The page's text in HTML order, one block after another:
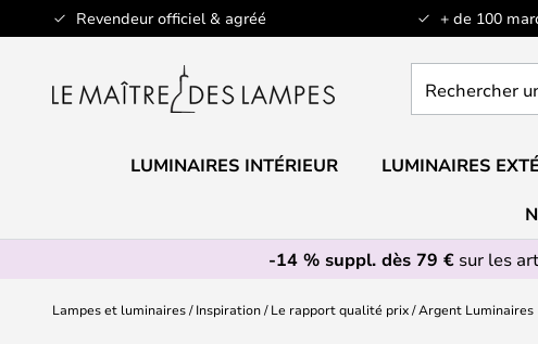
Revendeur officiel & agréé + de 100
Allez
au
un
catégorie...
LUMINAIRES INTÉRIEUR LUMINAIRES
-14 % suppl. dès 79 € sur les
Lampes et luminaires Inspiration Le rapport qualité prix Argent Luminaires